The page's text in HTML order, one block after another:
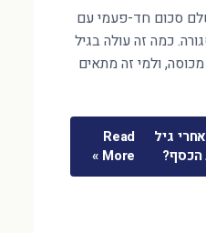
סכום חד-פעמי עם
כמה זה עולה בגיל
באמת מכוסה, ולמי זה מתאים
גיל
Read
More »